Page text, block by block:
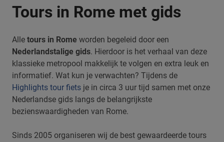
Tours in Rome met gids
Alle tours in Rome worden begeleid door een
Nederlandstalige gids. Hierdoor is het verhaal van deze
klassieke metropool makkelijk te volgen en extra leuk en
informatief. Wat kun je verwachten? Tijdens de
Highlights tour fiets je in circa 3 uur tijd samen met onze
Nederlandse gids langs de belangrijkste
bezienswaardigheden van Rome.
Sinds 2005 organiseren wij de best gewaardeerde tours